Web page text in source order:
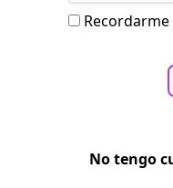
Recordarme
No tengo